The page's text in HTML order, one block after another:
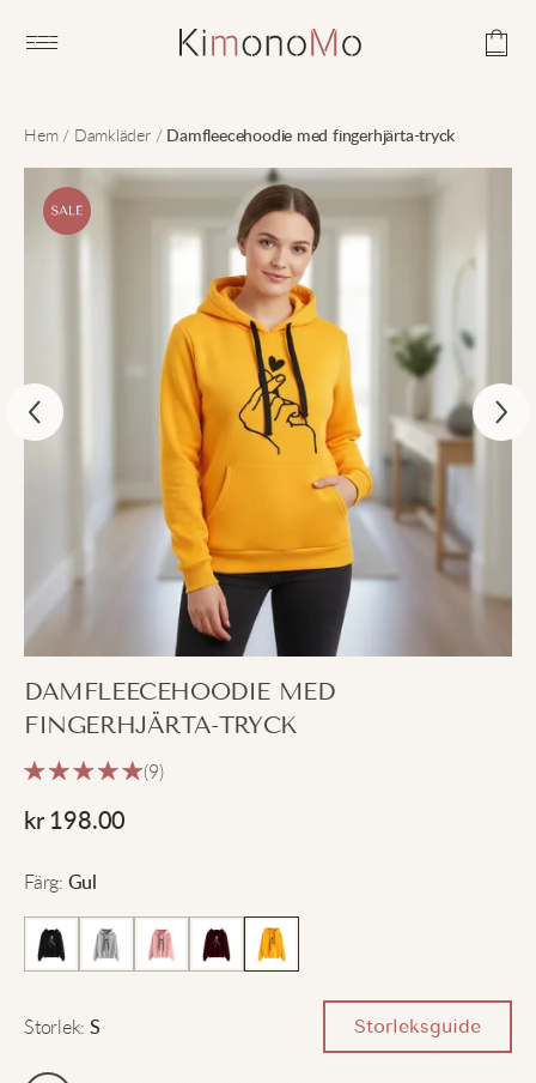
Open main menu
Hem/ Damkläder/ Damfleecehoodie med fingerhjärta-tryck
DAMFLEECEHOODIE MED
FINGERHJÄRTA-TRYCK
(9)
kr 198.00
Färg: Gul
Storlek: S Storleksguide